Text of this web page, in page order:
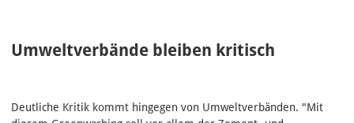
Umweltverbände bleiben kritisch
Deutliche Kritik kommt hingegen von Umweltverbänden. "Mit